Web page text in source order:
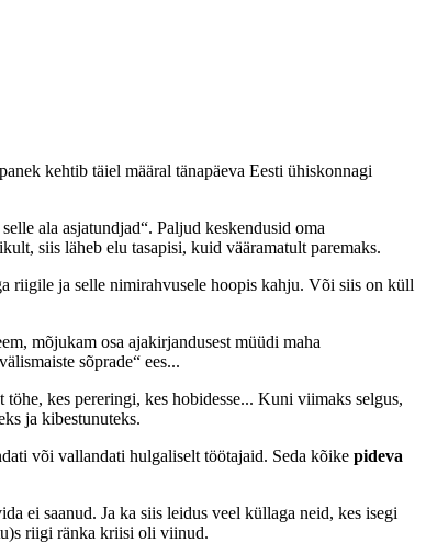
kehtib täiel määral tänapäeva Eesti ühiskonnagi
ala asjatundjad“. Paljud keskendusid oma
siis läheb elu tasapisi, kuid vääramatult paremaks.
riigile ja selle nimirahvusele hoopis kahju. Või siis on küll
mõjukam osa ajakirjandusest müüdi maha
sõprade“ ees...
kes pereringi, kes hobidesse... Kuni viimaks selgus,
ja kibestunuteks.
või vallandati hulgaliselt töötajaid. Seda kõike pideva
ei saanud. Ja ka siis leidus veel küllaga neid, kes isegi
riigi ränka kriisi oli viinud.